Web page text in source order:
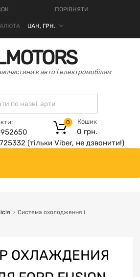
ПОРІВНЯТИ
к авто і електромобілям
(тільки Viber, не дзвонити!)
Кошик
0 грн.
0
Система охолодження і
ОХЛАЖДЕНИЯ